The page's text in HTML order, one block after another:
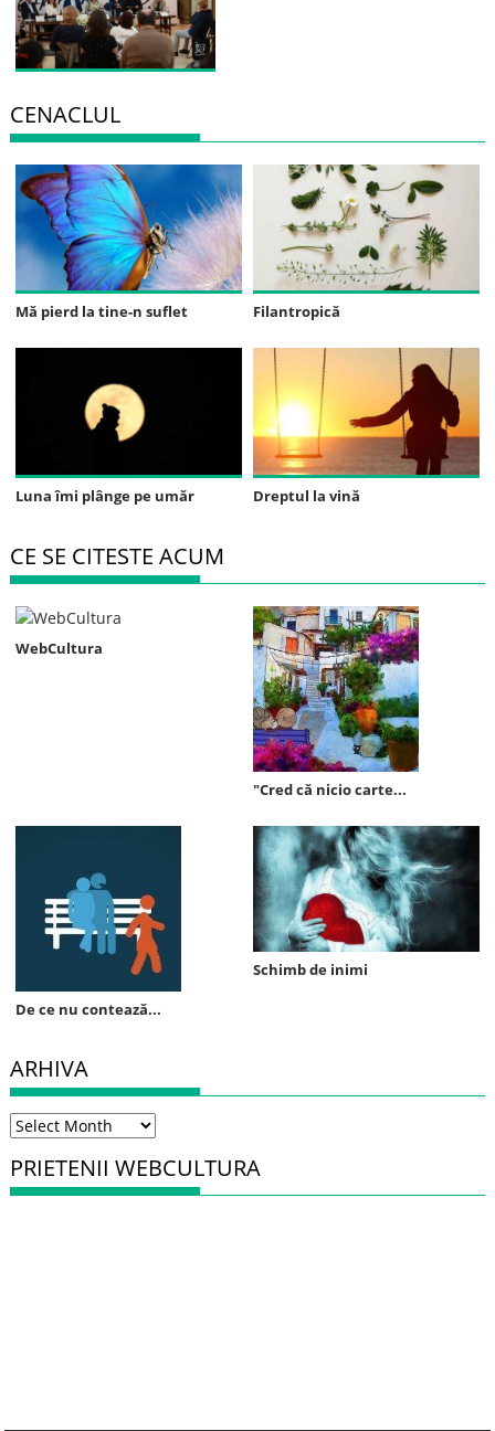
CENACLUL
Mă pierd la tine-n suflet Filantropică
Luna îmi plânge pe umăr Dreptul la vină
CE SE CITESTE ACUM
WebCultura
"Cred că nicio carte...
De ce nu contează...
Schimb de inimi
ARHIVA
Arhiva
PRIETENII WEBCULTURA